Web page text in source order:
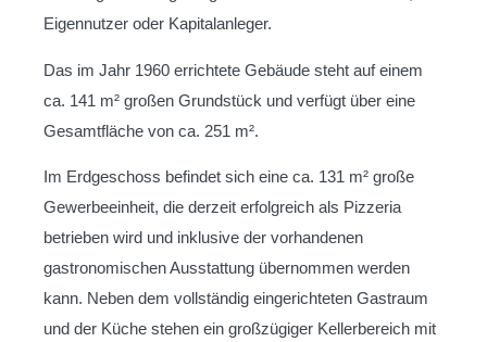
Eigennutzer oder Kapitalanleger.
Das im Jahr 1960 errichtete Gebäude steht auf einem
ca. 141 m² großen Grundstück und verfügt über eine
Gesamtfläche von ca. 251 m².
Im Erdgeschoss befindet sich eine ca. 131 m² große
Gewerbeeinheit, die derzeit erfolgreich als Pizzeria
betrieben wird und inklusive der vorhandenen
gastronomischen Ausstattung übernommen werden
kann. Neben dem vollständig eingerichteten Gastraum
und der Küche stehen ein großzügiger Kellerbereich mit